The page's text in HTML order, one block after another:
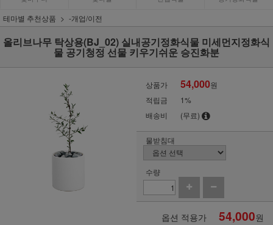
테마별 추천상품 -개업/이전
올리브나무 탁상용(BJ_02) 실내공기정화식물 미세먼지정화식
물 공기청정 선물 키우기쉬운 승진화분
상품가 54,000원
적립금
1%
배송비
(무료)
물받침대
수량
옵션 적용가 54,000원